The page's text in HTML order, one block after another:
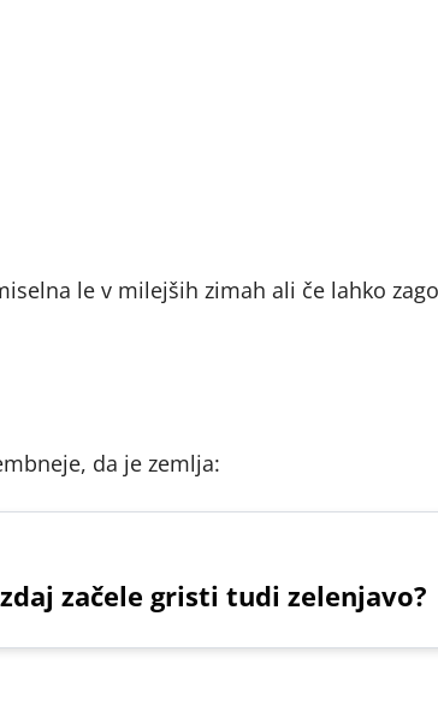
le v milejših zimah ali če lahko
da je zemlja:
začele gristi tudi zelenjavo?